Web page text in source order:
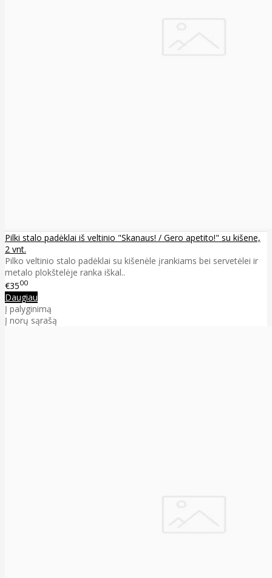
Pilki stalo padėklai iš veltinio "Skanaus! / Gero apetito!" su kišene,
2 vnt.
Pilko veltinio stalo padėklai su kišenėle įrankiams bei servetėlei ir
metalo plokštelėje ranka iškal..
€3500
Daugiau
Į palyginimą
Į norų sąrašą